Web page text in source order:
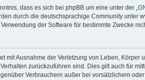
dass es sich bei phpBB um eine unter der „
durch die deutschsprachige Community unter
der Software für bestimmte Zwecke
mit Ausnahme der Verletzung von Leben,
zurückzuführen sind. Dies gilt auch für
Verbrauchern außer bei vorsätzlichem